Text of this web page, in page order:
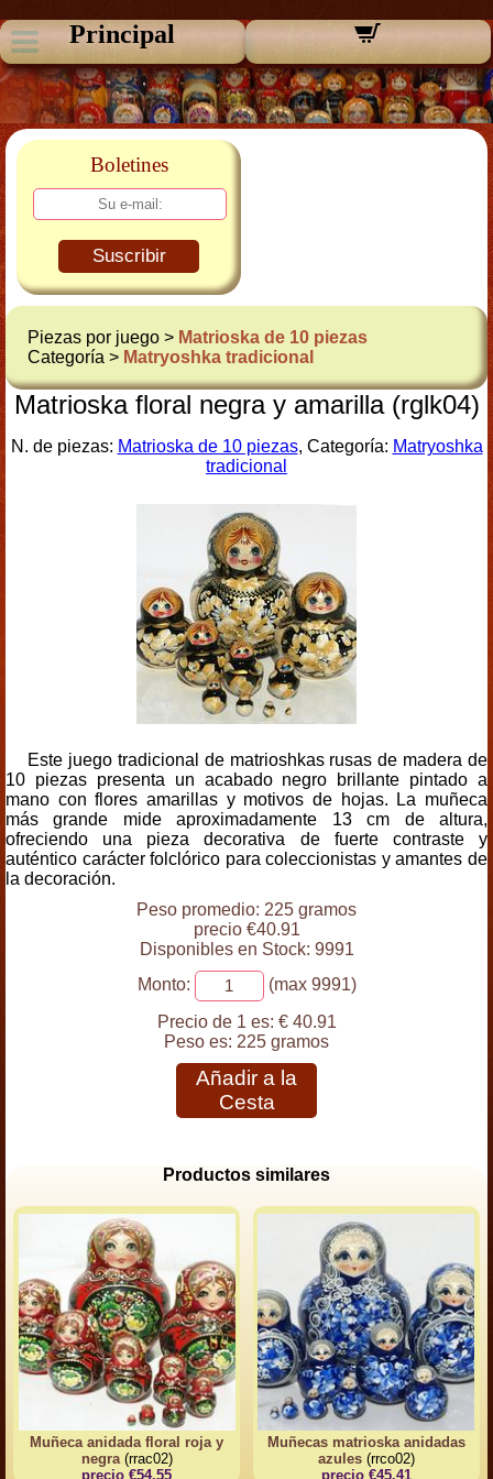
Principal
Boletines
Suscribir
Piezas por juego > Matrioska de 10 piezas
Categoría > Matryoshka tradicional
Matrioska floral negra y amarilla (rglk04)
N. de piezas: Matrioska de 10 piezas, Categoría: Matryoshka
tradicional
Este juego tradicional de matrioshkas rusas de madera de
10 piezas presenta un acabado negro brillante pintado a
mano con flores amarillas y motivos de hojas. La muñeca
más grande mide aproximadamente 13 cm de altura,
ofreciendo una pieza decorativa de fuerte contraste y
auténtico carácter folclórico para coleccionistas y amantes de
la decoración.
Peso promedio: 225 gramos
precio €40.91
Disponibles en Stock: 9991
Monto:
(max 9991)
Precio de 1 es: € 40.91
Peso es: 225 gramos
Añadir a la
Cesta
Productos similares
Muñeca anidada floral roja y
negra(rrac02)
precio €54.55
Muñecas matrioska anidadas
azules(rrco02)
precio €45.41